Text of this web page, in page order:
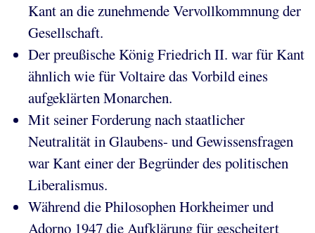
Kant an die zunehmende Vervollkommnung der
Gesellschaft.
Der preußische König Friedrich II. war für Kant
ähnlich wie für Voltaire das Vorbild eines
aufgeklärten Monarchen.
Mit seiner Forderung nach staatlicher
Neutralität in Glaubens- und Gewissensfragen
war Kant einer der Begründer des politischen
Liberalismus.
Während die Philosophen Horkheimer und
Adorno 1947 die Aufklärung für gescheitert